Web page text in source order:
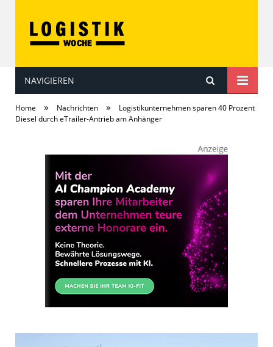
LOGISTIKwoche
NAVIGIEREN
Home » Nachrichten »
Logistikunternehmen sparen 40 Prozent
Diesel durch eTrailer-Antrieb am Anhänger